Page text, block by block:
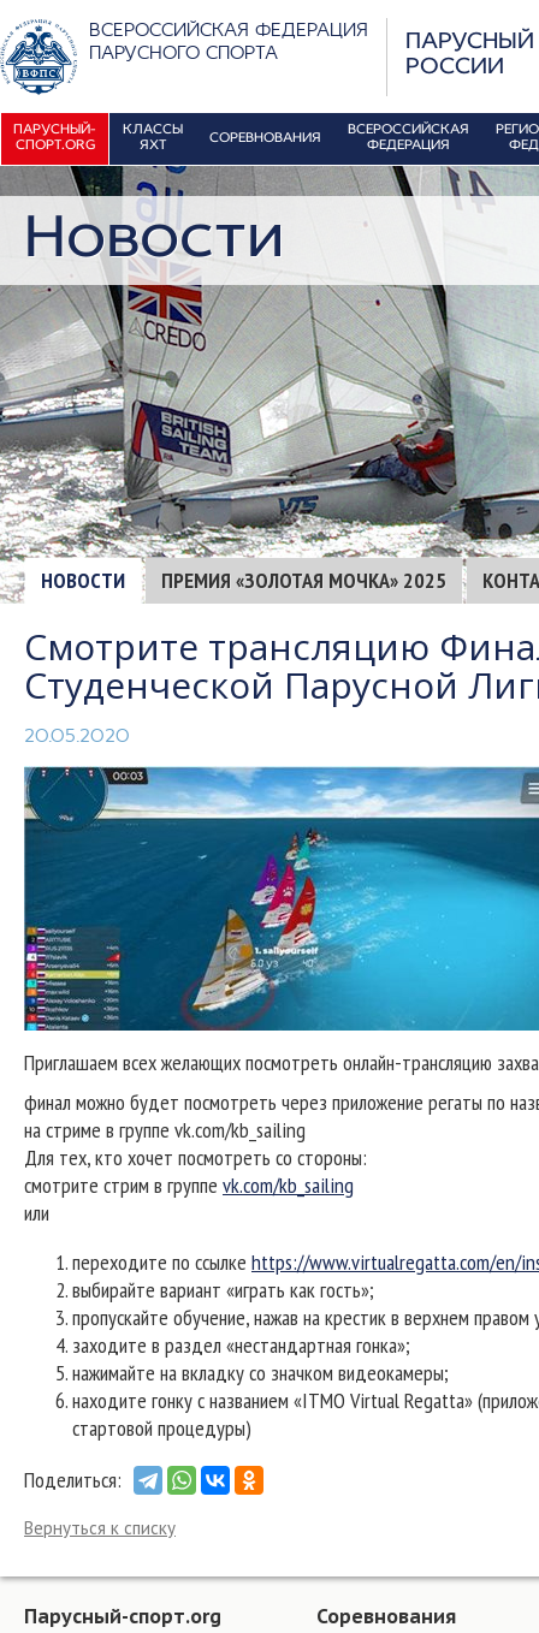
ВСЕРОССИЙСКАЯ ФЕДЕРАЦИЯ
ПАРУСНОГО СПОРТА
ПАРУСНЫЙ
РОССИИ
ПАРУСНЫЙ-
СПОРТ.ORG
КЛАССЫ
ЯХТ
СОРЕВНОВАНИЯ
ВСЕРОССИЙСКАЯ
ФЕДЕРАЦИЯ
Новости
НОВОСТИ ПРЕМИЯ «ЗОЛОТАЯ МОЧКА» 2025
Смотрите трансляцию
Студенческой Парусной
20.05.2020
Приглашаем всех желающих посмотреть онлайн-трансляцию
финал можно будет посмотреть через приложение регаты по
на стриме в группе vk.com/kb_sailing
Для тех, кто хочет посмотреть со стороны:
смотрите стрим в группе vk.com/kb_sailing
или
переходите по ссылке https://www.virtualregatta.com/en/
выбирайте вариант «играть как гость»;
пропускайте обучение, нажав на крестик в верхнем правом
заходите в раздел «нестандартная гонка»;
нажимайте на вкладку со значком видеокамеры;
находите гонку с названием «ITMO Virtual Regatta»
стартовой процедуры)
Поделиться:
Вернуться к списку
Парусный-спорт.org Соревнования